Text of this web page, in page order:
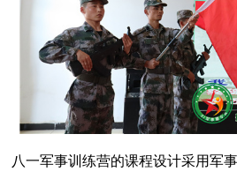
八一军事训练营的课程设计采用军